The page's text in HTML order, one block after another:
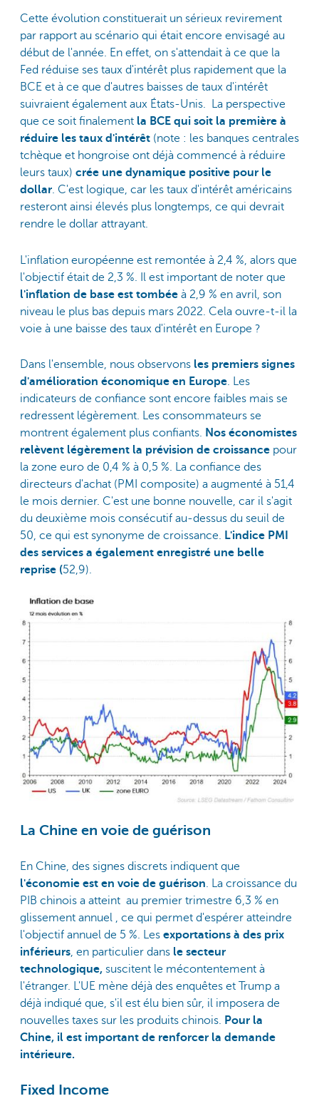
Cette évolution constituerait un sérieux revirement
par rapport au scénario qui était encore envisagé au
début de l'année. En effet, on s'attendait à ce que la
Fed réduise ses taux d'intérêt plus rapidement que la
BCE et à ce que d'autres baisses de taux d'intérêt
suivraient également aux États-Unis. La perspective
que ce soit finalement la BCE qui soit la première à
réduire les taux d'intérêt (note : les banques centrales
tchèque et hongroise ont déjà commencé à réduire
leurs taux) crée une dynamique positive pour le
dollar. C'est logique, car les taux d'intérêt américains
resteront ainsi élevés plus longtemps, ce qui devrait
rendre le dollar attrayant.
L'inflation européenne est remontée à 2,4 %, alors que
l'objectif était de 2,3 %. Il est important de noter que
l'inflation de base est tombée à 2,9 % en avril, son
niveau le plus bas depuis mars 2022. Cela ouvre-t-il la
voie à une baisse des taux d'intérêt en Europe ?
Dans l'ensemble, nous observons les premiers signes
d'amélioration économique en Europe. Les
indicateurs de confiance sont encore faibles mais se
redressent légèrement. Les consommateurs se
montrent également plus confiants. Nos économistes
relèvent légèrement la prévision de croissance pour
la zone euro de 0,4 % à 0,5 %. La confiance des
directeurs d'achat (PMI composite) a augmenté à 51,4
le mois dernier. C'est une bonne nouvelle, car il s'agit
du deuxième mois consécutif au-dessus du seuil de
50, ce qui est synonyme de croissance. L'indice PMI
des services a également enregistré une belle
reprise (52,9).
La Chine en voie de guérison
En Chine, des signes discrets indiquent que
l'économie est en voie de guérison. La croissance du
PIB chinois a atteint au premier trimestre 6,3 % en
glissement annuel , ce qui permet d'espérer atteindre
l'objectif annuel de 5 %. Les exportations à des prix
inférieurs, en particulier dans le secteur
technologique, suscitent le mécontentement à
l'étranger. L'UE mène déjà des enquêtes et Trump a
déjà indiqué que, s'il est élu bien sûr, il imposera de
nouvelles taxes sur les produits chinois. Pour la
Chine, il est important de renforcer la demande
intérieure.
Fixed Income